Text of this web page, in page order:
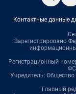
Контактные данные
Зарегистрировано
Регистрационный
ФС
Учредитель:
Главный